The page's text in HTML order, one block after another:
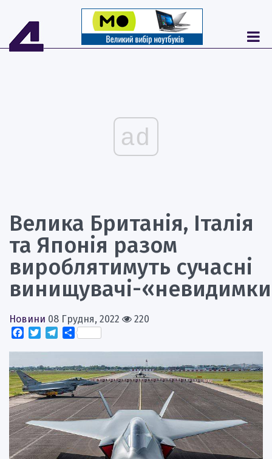
ad
Велика Британія, Італія
та Японія разом
вироблятимуть сучасні
винищувачі-
Новини 08 Грудня, 2022
220
Facebook
TwitterTelegram
Поділитися